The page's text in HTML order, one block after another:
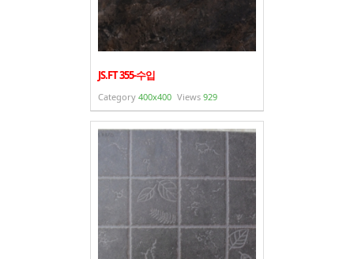
JS.FT 355-수입
Category 400x400 Views 929